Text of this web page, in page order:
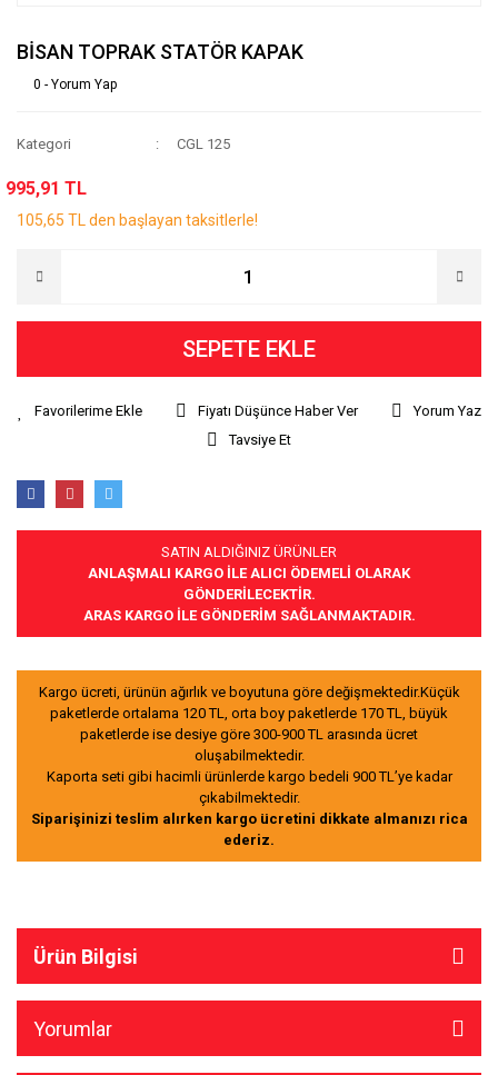
BİSAN TOPRAK STATÖR KAPAK
0 - Yorum Yap
Kategori CGL 125
995,91 TL
105,65 TL den başlayan taksitlerle!
SEPETE EKLE
Fiyatı Düşünce Haber Ver
Yorum Yaz
Tavsiye Et
SATIN ALDIĞINIZ ÜRÜNLER
ANLAŞMALI KARGO İLE ALICI ÖDEMELİ OLARAK
GÖNDERİLECEKTİR.
ARAS KARGO İLE GÖNDERİM SAĞLANMAKTADIR.
Kargo ücreti, ürünün ağırlık ve boyutuna göre değişmektedir.Küçük
paketlerde ortalama 120 TL, orta boy paketlerde 170 TL, büyük
paketlerde ise desiye göre 300-900 TL arasında ücret
oluşabilmektedir.
Kaporta seti gibi hacimli ürünlerde kargo bedeli 900 TL’ye kadar
çıkabilmektedir.
Siparişinizi teslim alırken kargo ücretini dikkate almanızı rica
ederiz.
Ürün Bilgisi
Yorumlar